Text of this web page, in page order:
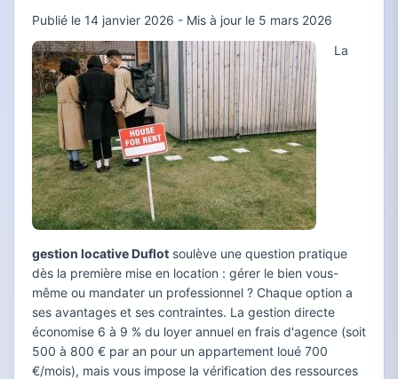
Publié le 14 janvier 2026 - Mis à jour le 5 mars 2026
La
gestion locative Duflot soulève une question pratique
dès la première mise en location : gérer le bien vous-
même ou mandater un professionnel ? Chaque option a
ses avantages et ses contraintes. La gestion directe
économise 6 à 9 % du loyer annuel en frais d'agence (soit
500 à 800 € par an pour un appartement loué 700
€/mois), mais vous impose la vérification des ressources